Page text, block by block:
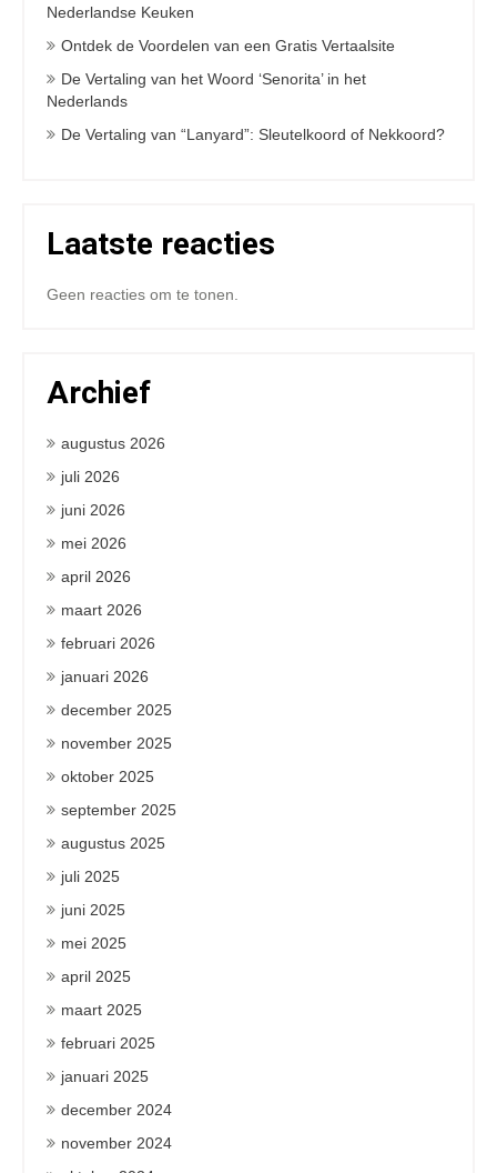
Nederlandse Keuken
Ontdek de Voordelen van een Gratis Vertaalsite
De Vertaling van het Woord ‘Senorita’ in het
Nederlands
De Vertaling van “Lanyard”: Sleutelkoord of Nekkoord?
Laatste reacties
Geen reacties om te tonen.
Archief
augustus 2026
juli 2026
juni 2026
mei 2026
april 2026
maart 2026
februari 2026
januari 2026
december 2025
november 2025
oktober 2025
september 2025
augustus 2025
juli 2025
juni 2025
mei 2025
april 2025
maart 2025
februari 2025
januari 2025
december 2024
november 2024